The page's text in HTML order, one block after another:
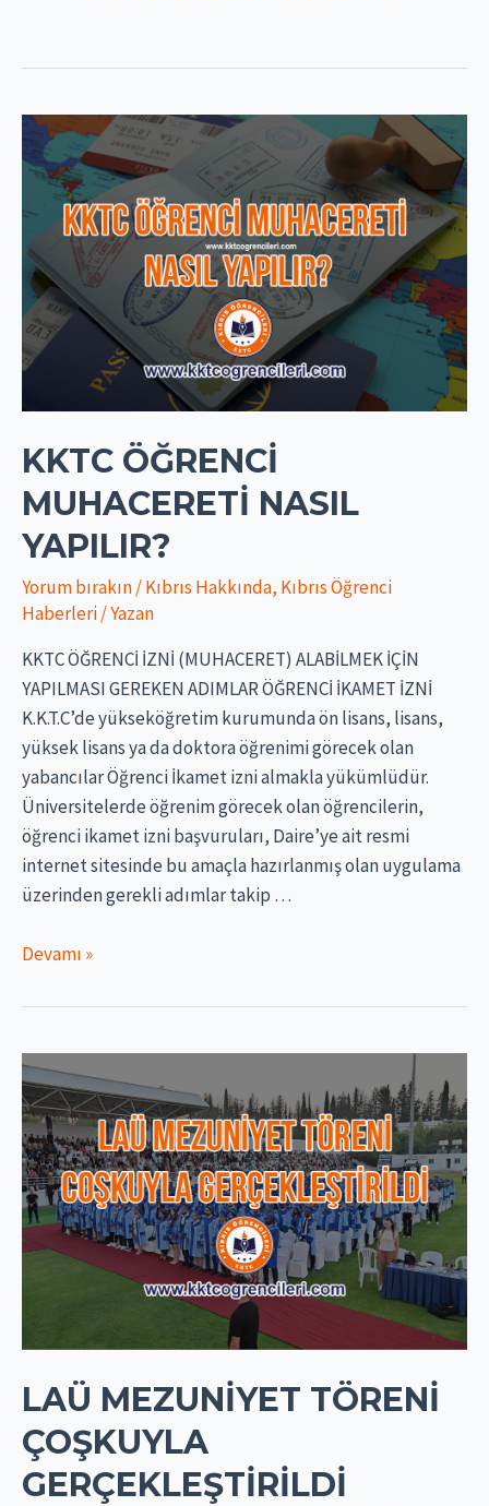
KKTC ÖĞRENCİ
MUHACERETİ NASIL
YAPILIR?
Yorum bırakın/Kıbrıs Hakkında, Kıbrıs Öğrenci
Haberleri/ Yazan
KKTC ÖĞRENCİ İZNİ (MUHACERET) ALABİLMEK İÇİN
YAPILMASI GEREKEN ADIMLAR ÖĞRENCİ İKAMET İZNİ
K.K.T.C’de yükseköğretim kurumunda ön lisans, lisans,
yüksek lisans ya da doktora öğrenimi görecek olan
yabancılar Öğrenci İkamet izni almakla yükümlüdür.
Üniversitelerde öğrenim görecek olan öğrencilerin,
öğrenci ikamet izni başvuruları, Daire’ye ait resmi
internet sitesinde bu amaçla hazırlanmış olan uygulama
üzerinden gerekli adımlar takip …
KKTC
MUHACERETİ
YAPILIR?
Devamı »
LAÜ MEZUNIYET TÖRENI
ÇOŞKUYLA
GERÇEKLEŞTIRILDI